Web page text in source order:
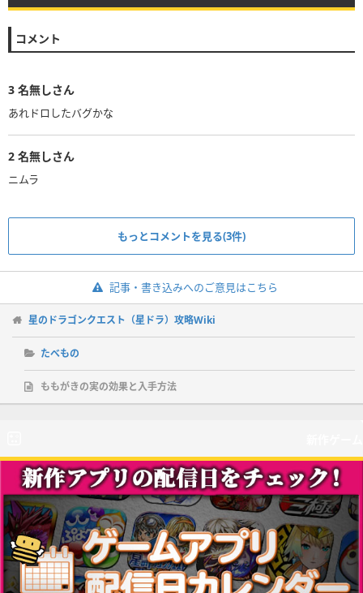
コメント
3 名無しさん
あれドロしたバグかな
2 名無しさん
ニムラ
もっとコメントを見る(3件)
記事・書き込みへのご意見はこちら
星のドラゴンクエスト（星ドラ）攻略Wiki
たべもの
ももがきの実の効果と入手方法